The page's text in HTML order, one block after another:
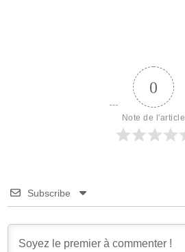
0
Note de l'article
Subscribe